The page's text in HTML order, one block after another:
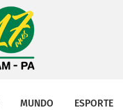
MUNDO ESPORTE